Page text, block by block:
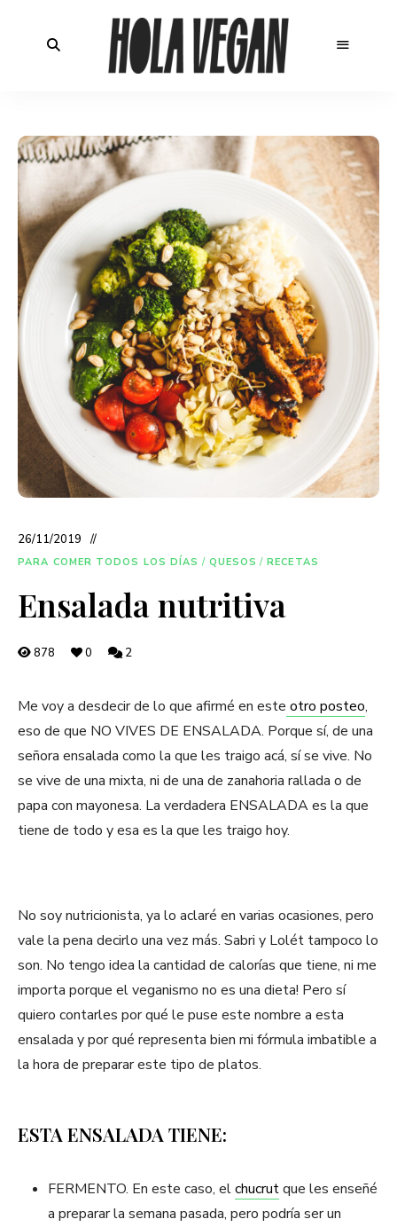
26/11/2019
PARA COMER TODOS LOS DÍAS / QUESOS / RECETAS
Ensalada nutritiva
878 0 2
Me voy a desdecir de lo que afirmé en este otro posteo,
eso de que NO VIVES DE ENSALADA. Porque sí, de una
señora ensalada como la que les traigo acá, sí se vive. No
se vive de una mixta, ni de una de zanahoria rallada o de
papa con mayonesa. La verdadera ENSALADA es la que
tiene de todo y esa es la que les traigo hoy.
No soy nutricionista, ya lo aclaré en varias ocasiones, pero
vale la pena decirlo una vez más. Sabri y Lolét tampoco lo
son. No tengo idea la cantidad de calorías que tiene, ni me
importa porque el veganismo no es una dieta! Pero sí
quiero contarles por qué le puse este nombre a esta
ensalada y por qué representa bien mi fórmula imbatible a
la hora de preparar este tipo de platos.
ESTA ENSALADA TIENE:
FERMENTO. En este caso, elchucrutque les enseñé
a preparar la semana pasada, pero podría ser un